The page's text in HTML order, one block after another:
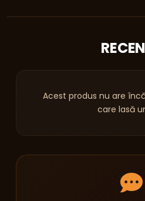
Acest produs nu are
care lasă